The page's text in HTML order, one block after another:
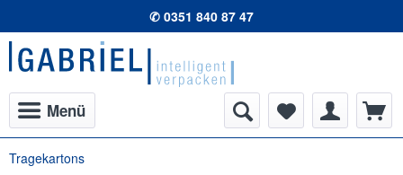
✆ 0351 840 87 47
Menü
Tragekartons